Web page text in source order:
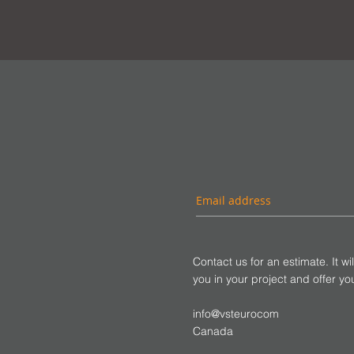
Contact us for an estimate. It
you in your project and offer
info@vsteurocom
Canada